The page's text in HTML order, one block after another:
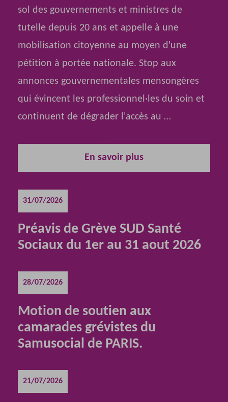
sol des gouvernements et ministres de
tutelle depuis 20 ans et appelle à une
mobilisation citoyenne au moyen d'une
pétition à portée nationale. Stop aux
annonces gouvernementales mensongères
qui évincent les professionnel·les du soin et
continuent de dégrader l'accès au …
En savoir plus
31/07/2026
Préavis de Grève SUD Santé
Sociaux du 1er au 31 aout 2026
28/07/2026
Motion de soutien aux
camarades grévistes du
Samusocial de PARIS.
21/07/2026